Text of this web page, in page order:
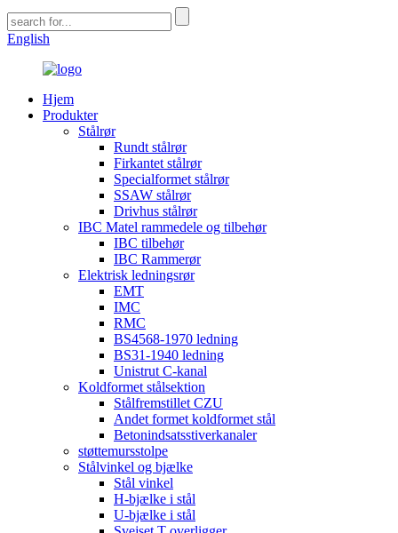
English
Hjem
Produkter
Stålrør
Rundt stålrør
Firkantet stålrør
Specialformet stålrør
SSAW stålrør
Drivhus stålrør
IBC Matel rammedele og tilbehør
IBC tilbehør
IBC Rammerør
Elektrisk ledningsrør
EMT
IMC
RMC
BS4568-1970 ledning
BS31-1940 ledning
Unistrut C-kanal
Koldformet stålsektion
Stålfremstillet CZU
Andet formet koldformet stål
Betonindsatsstiverkanaler
støttemursstolpe
Stålvinkel og bjælke
Stål vinkel
H-bjælke i stål
U-bjælke i stål